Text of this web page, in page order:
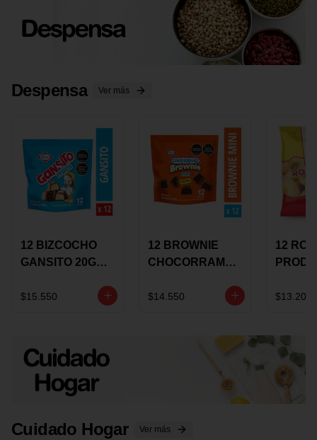
Despensa Ver más
12 BIZCOCHO
GANSITO 20G
MERMELADA
$15.550
12 BROWNIE
CHOCORRAMO
X 20 GRS
$14.550
12
X 15
$13.200
Cuidado Hogar Ver más